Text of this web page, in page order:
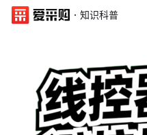
· 知识科普